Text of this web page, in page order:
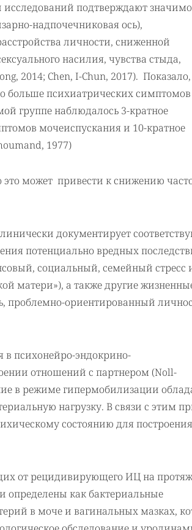
исследований подтверждают
надпочечниковая ось),
личности, сниженной
насилия, чувства стыда,
2014; Chen, I-Chun, 2017).
психиатрических симптомов
группе наблюдалось 3-кратное
мочеиспускания и 10-кратное
1977)
это может привести к снижению
документирует
потенциально вредных
социальный, семейный стресс
матери»), а также другие
проблемно-ориентированный
в психонейро-эндокрино-
отношений с партнером (Noll-
в режиме гипермобилизации
нагрузку. В связи с этим
состоянию для построения
от рецидивирующего ИЦ на
как бактериальные
в моче и вагинальных мазках,